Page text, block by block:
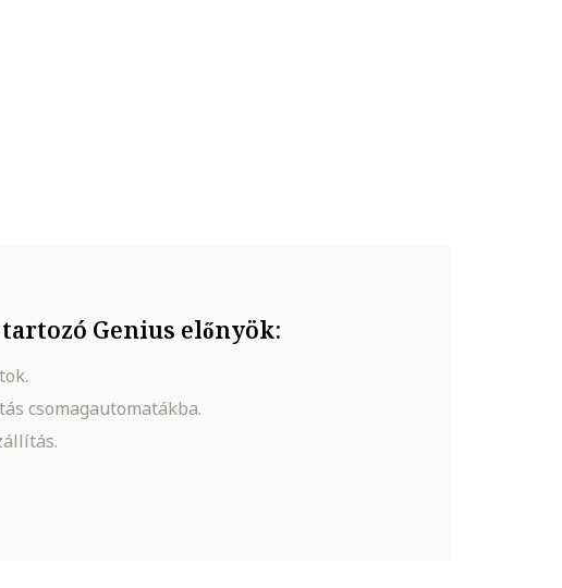
és koptató felületekkel való érintkezését, valamint ne
Genius előnyök:
csomagautomatákba.